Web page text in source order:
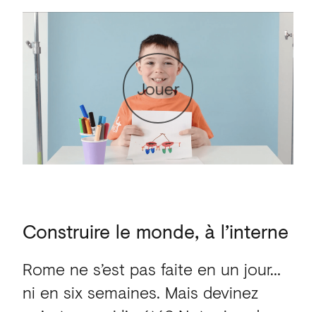
Jouer
Construire le monde, à l’interne
Rome ne s’est pas faite en un jour…
ni en six semaines. Mais devinez